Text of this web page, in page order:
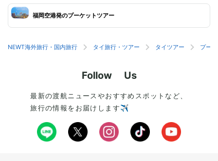
福岡空港発のプーケットツアー
NEWT海外旅行・国内旅行 タイ旅行・ツアー タイツアー プー
Follow Us
最新の渡航ニュースやおすすめスポットなど、
旅行の情報をお届けします✈️